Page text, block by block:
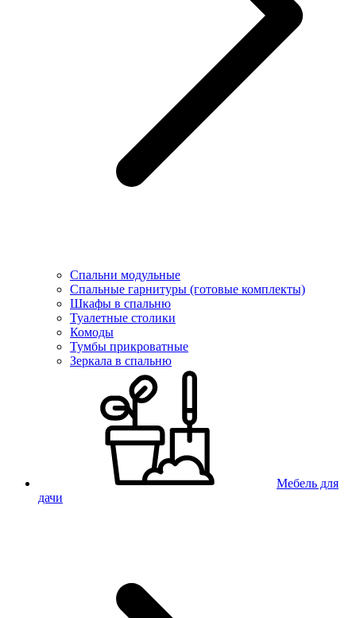
Спальни модульные
Спальные гарнитуры (готовые комплекты)
Шкафы в спальню
Туалетные столики
Комоды
Тумбы прикроватные
Зеркала в спальню
Мебель для
дачи